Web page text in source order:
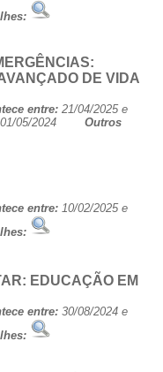
DE VIDA
entre: 21/04/2025 e
01/05/2024 Outros
entre: 10/02/2025 e
EDUCAÇÃO EM
entre: 30/08/2024 e